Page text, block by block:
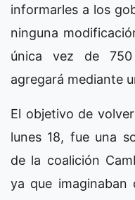
informarles a los
ninguna
única vez de
agregará mediante
El objetivo de
lunes 18, fue una
de la coalición
ya que imaginaban